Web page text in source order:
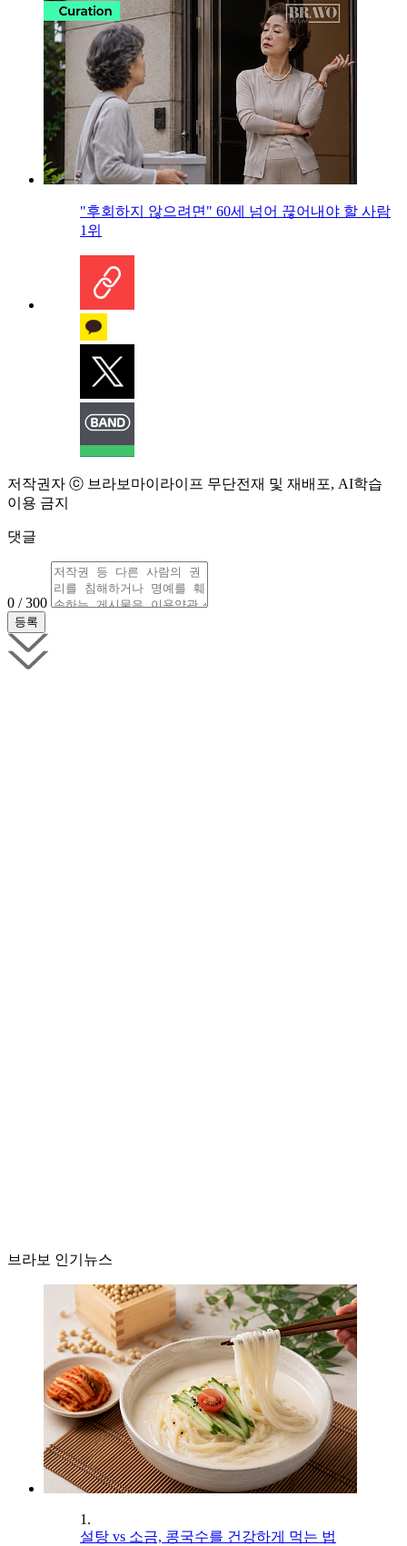
"후회하지 않으려면" 60세 넘어 끊어내야 할 사람
1위
저작권자 ⓒ 브라보마이라이프 무단전재 및 재배포, AI학습
이용 금지
댓글
0 / 300
브라보 인기뉴스
1.
설탕 vs 소금, 콩국수를 건강하게 먹는 법